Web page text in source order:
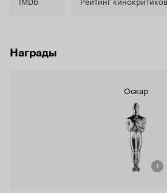
Награды
Оскар
1